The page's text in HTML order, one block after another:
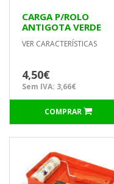
CARGA P/ROLO
ANTIGOTA VERDE
P/TECTOS
VER CARACTERÍSTICAS
4,50€
Sem IVA: 3,66€
COMPRAR